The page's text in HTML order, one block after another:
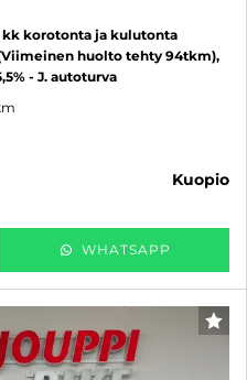
kk korotonta ja kulutonta
huolto tehty 94tkm),
- J. autoturva
kuopio
WHATSAPP